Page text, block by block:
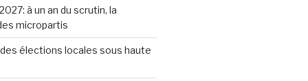
à un an du scrutin, la
micropartis
des élections locales sous haute